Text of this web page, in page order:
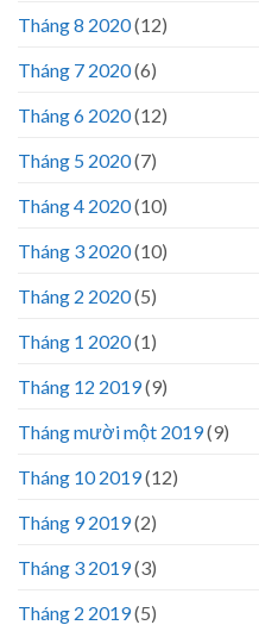
Tháng 8 2020(12)
Tháng 7 2020(6)
Tháng 6 2020(12)
Tháng 5 2020(7)
Tháng 4 2020(10)
Tháng 3 2020(10)
Tháng 2 2020(5)
Tháng 1 2020(1)
Tháng 12 2019(9)
Tháng mười một 2019(9)
Tháng 10 2019(12)
Tháng 9 2019(2)
Tháng 3 2019(3)
Tháng 2 2019(5)